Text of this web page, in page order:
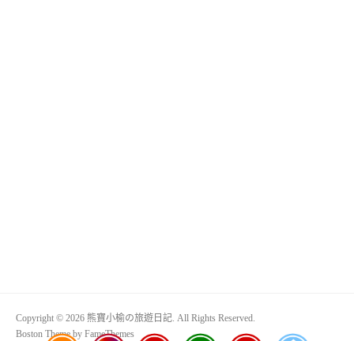
Copyright © 2026 熊寶小榆の旅遊日記. All Rights Reserved.
Boston Theme by FameThemes